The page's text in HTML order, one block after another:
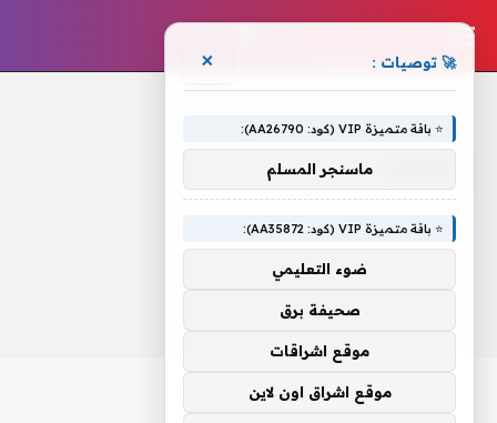
🚀 توصيات : ×
⭐ باقة متميزة VIP (كود: AA26790):
ماسنجر المسلم
⭐ باقة متميزة VIP (كود: AA35872):
ضوء التعليمي
صحيفة برق
موقع اشراقات
موقع اشراق اون لاين